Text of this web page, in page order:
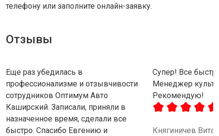
Отзывы
Еще раз убедилась в
профессионализме и отзывчивости
сотрудников Оптимум Авто
Каширский. Записали, приняли в
назначенное время, сделали все
быстро. Спасибо Евгению и
Супер! Все
Менеджер
Рекомендую!
Княгиничев
телефону или заполните онлайн-заявку.